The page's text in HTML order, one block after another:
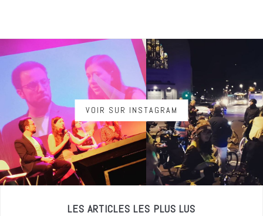
VOIR SUR INSTAGRAM
LES ARTICLES LES PLUS LUS